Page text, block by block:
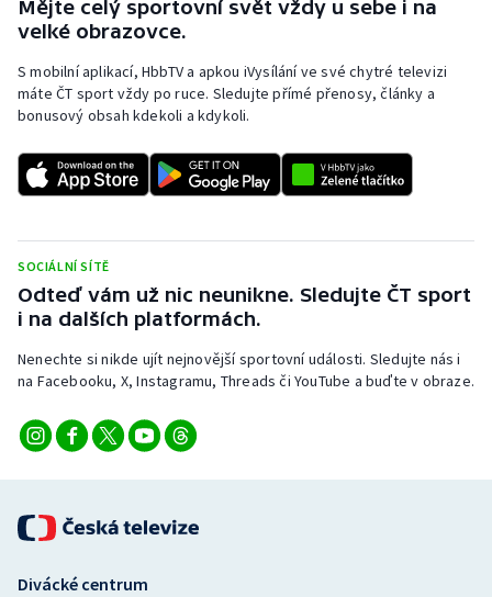
Ragby
Rychlobruslení
Rychlostní kanoistika
Short track
Stolní tenis
Triatlon
Veslování
Vodní slalom
Ostatní
Mějte celý sportovní svět vždy u sebe i na
velké obrazovce.
S mobilní aplikací, HbbTV a apkou iVysílání ve své chytré televizi
máte ČT sport vždy po ruce. Sledujte přímé přenosy, články a
bonusový obsah kdekoli a kdykoli.
SOCIÁLNÍ SÍTĚ
Odteď vám už nic neunikne. Sledujte ČT sport
i na dalších platformách.
Nenechte si nikde ujít nejnovější sportovní události. Sledujte nás i
na Facebooku, X, Instagramu, Threads či YouTube a buďte v obraze.
Divácké centrum